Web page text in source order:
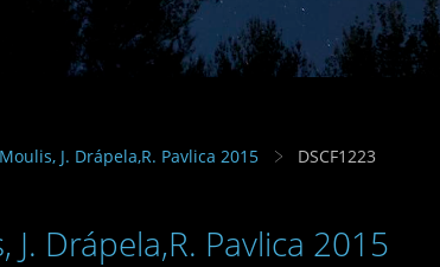
J. Drápela,R. Pavlica 2015 DSCF1223
J. Drápela,R. Pavlica 2015